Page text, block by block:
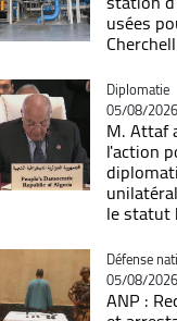
usées
Cherchell
Catégorie
Diplomatie
05/08/
M. Attaf
l'action
le statut
Catégorie
Défense
05/08/
ANP :